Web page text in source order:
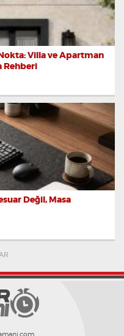
Villa ve Apartman
Rehberi
Değil, Masa